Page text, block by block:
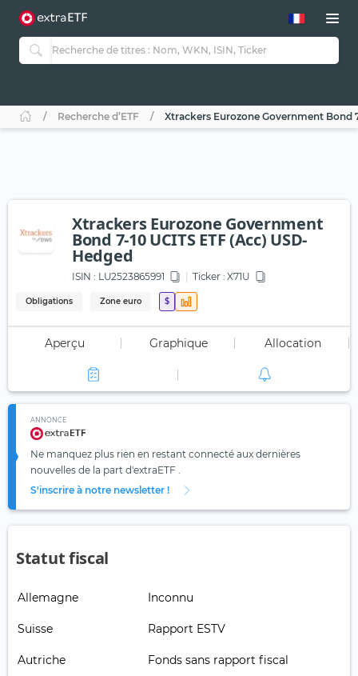
Recherche d’ETF Xtrackers Eurozone Government Bond
Xtrackers Eurozone Government
Bond 7-10 UCITS ETF (Acc) USD-
Hedged
ISIN : LU2523865991 Ticker : X71U
Obligations Zone euro $
Aperçu Graphique Allocation
ANNONCE
Ne manquez plus rien en restant connecté aux dernières
nouvelles de la part d'extraETF .
S'inscrire à notre newsletter !
Statut fiscal
Allemagne Inconnu
Suisse Rapport ESTV
Autriche Fonds sans rapport fiscal